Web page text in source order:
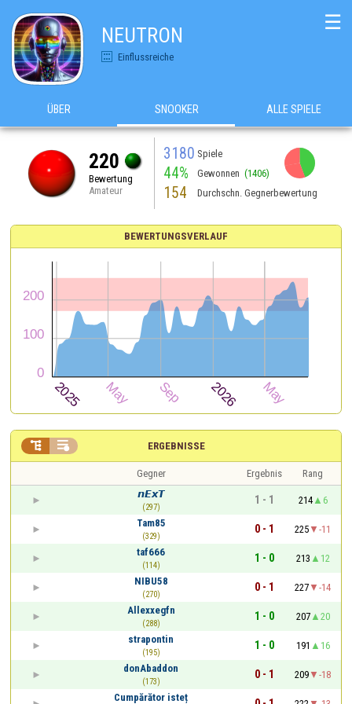
NEUTRON
Einflussreiche
☰
ÜBER SNOOKER ALLE SPIELE
220
Bewertung
Amateur
3180 Spiele
44% Gewonnen (1406)
154 Durchschn. Gegnerbewertung
BEWERTUNGSVERLAUF
ERGEBNISSE
 
Gegner Ergebnis
Rang
𝙣𝙀𝙭𝙏
(297)
1 - 1 214
6
Tam85
(329)
0 - 1 225
-11
taf666
(114)
1 - 0 213
12
NIBU58
(270)
0 - 1 227
-14
Allexxegfn
(288)
1 - 0 207
20
strapontin
(195)
1 - 0 191
16
donAbaddon
(173)
0 - 1 209
-18
Cumpărător isteț